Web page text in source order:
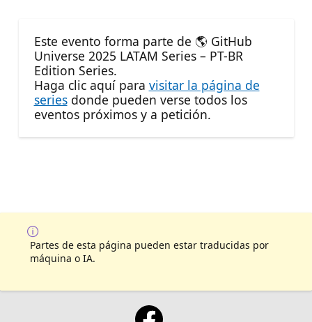
Este evento forma parte de 🌎 GitHub
Universe 2025 LATAM Series – PT-BR
Edition Series.
Haga clic aquí para visitar la página de
seriesdonde pueden verse todos los
eventos próximos y a petición.
Partes de esta página pueden estar traducidas por
máquina o IA.